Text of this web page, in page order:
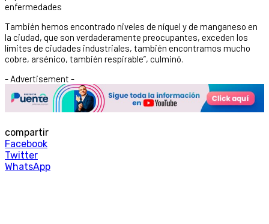
enfermedades
También hemos encontrado niveles de níquel y de manganeso en
la ciudad, que son verdaderamente preocupantes, exceden los
límites de ciudades industriales, también encontramos mucho
cobre, arsénico, también respirable”, culminó.
- Advertisement -
compartir
Facebook
Twitter
WhatsApp